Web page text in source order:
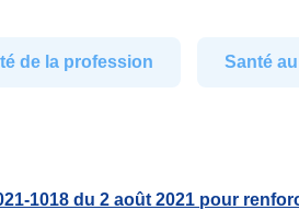
de la profession Santé
1018 du 2 août 2021 pour